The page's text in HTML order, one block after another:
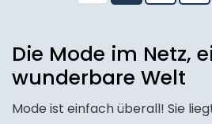
Die Mode im Netz,
wunderbare Welt
Mode ist einfach überall! Sie